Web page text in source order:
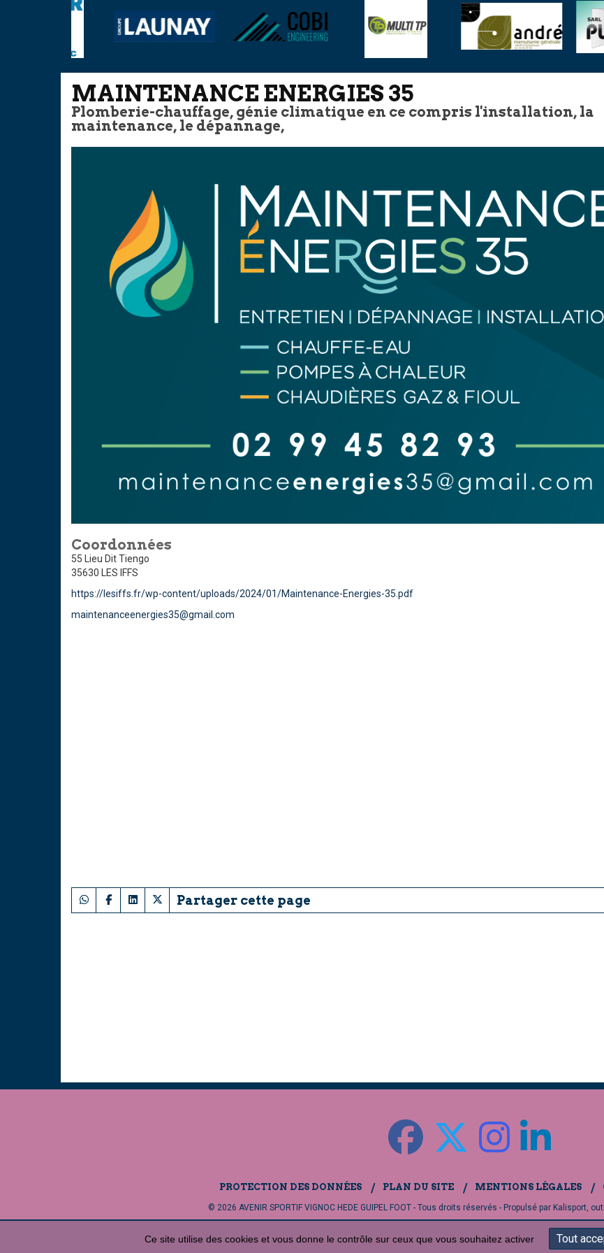
MAINTENANCE ENERGIES 35
Plomberie-chauffage, génie climatique en ce compris l'installation, la
maintenance, le dépannage,
Coordonnées
55 Lieu Dit Tiengo
35630 LES IFFS
https://lesiffs.fr/wp-content/uploads/2024/01/Maintenance-Energies-35.pdf
maintenanceenergies35@gmail.com
Partager cette page
PROTECTION DES DONNÉES PLAN DU SITE MENTIONS LÉGALES
© 2026 AVENIR SPORTIF VIGNOC HEDE GUIPEL FOOT - Tous droits réservés - Propulsé par Kalisport,
Ce site utilise des cookies et vous donne le contrôle sur ceux que vous souhaitez activer Tout